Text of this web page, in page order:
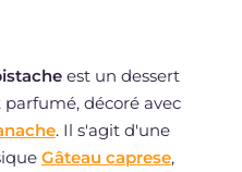
est un dessert
décoré avec
. Il s'agit d'une
Gâteau caprese,